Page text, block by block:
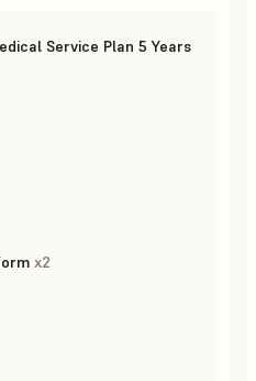
Service Plan 5 Years
x2